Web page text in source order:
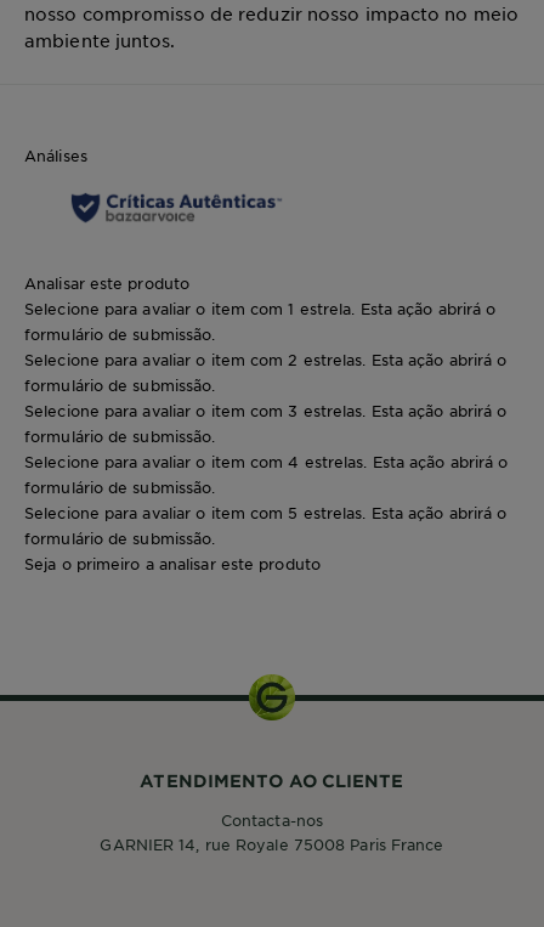
nosso compromisso de reduzir nosso impacto no meio
ambiente juntos.
Análises
Analisar este produto
Selecione para avaliar o item com 1 estrela. Esta ação abrirá o
formulário de submissão.
Selecione para avaliar o item com 2 estrelas. Esta ação abrirá o
formulário de submissão.
Selecione para avaliar o item com 3 estrelas. Esta ação abrirá o
formulário de submissão.
Selecione para avaliar o item com 4 estrelas. Esta ação abrirá o
formulário de submissão.
Selecione para avaliar o item com 5 estrelas. Esta ação abrirá o
formulário de submissão.
Seja o primeiro a analisar este produto
ATENDIMENTO AO CLIENTE
Contacta-nos
GARNIER 14, rue Royale 75008 Paris France